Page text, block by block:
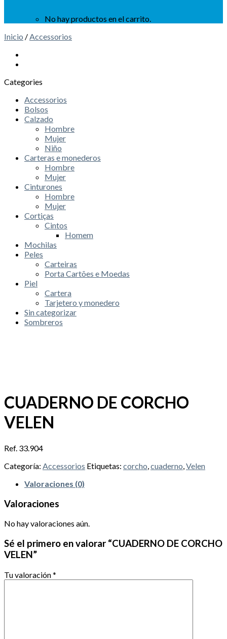
No hay productos en el carrito.
Inicio /Accessorios
Categories
Accessorios
Bolsos
Calzado
Hombre
Mujer
Niño
Carteras e monederos
Hombre
Mujer
Cinturones
Hombre
Mujer
Cortiças
Cintos
Homem
Mochilas
Peles
Carteiras
Porta Cartões e Moedas
Piel
Cartera
Tarjetero y monedero
Sin categorizar
Sombreros
CUADERNO DE CORCHO
VELEN
Ref. 33.904
Categoría: Accessorios Etiquetas: corcho,cuaderno,Velen
Valoraciones (0)
Valoraciones
No hay valoraciones aún.
Sé el primero en valorar “CUADERNO DE CORCHO
VELEN”
Tu valoración*